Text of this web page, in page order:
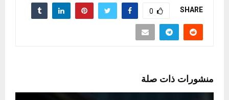
SHARE
0
منشورات ذات صلة